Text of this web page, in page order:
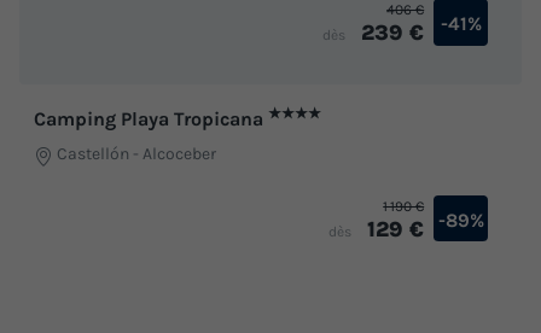
406 €
dès
239 € -41%
Camping Playa Tropicana ★★★★
Castellón - Alcoceber
1 190 €
dès
129 € -89%